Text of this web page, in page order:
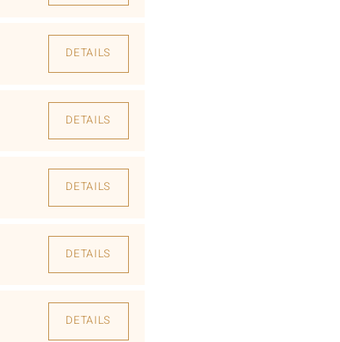
DETAILS
DETAILS
DETAILS
DETAILS
DETAILS